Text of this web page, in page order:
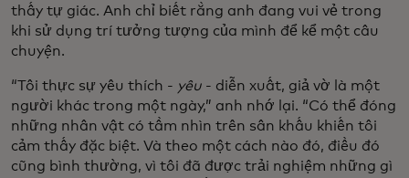
thấy tự giác. Anh chỉ biết rằng anh đang vui vẻ trong
khi sử dụng trí tưởng tượng của mình để kể một câu
chuyện.
“Tôi thực sự yêu thích - yêu - diễn xuất, giả vờ là một
người khác trong một ngày,” anh nhớ lại. “Có thể đóng
những nhân vật có tầm nhìn trên sân khấu khiến tôi
cảm thấy đặc biệt. Và theo một cách nào đó, điều đó
cũng bình thường, vì tôi đã được trải nghiệm những gì